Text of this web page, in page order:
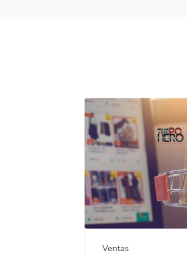
Ventas